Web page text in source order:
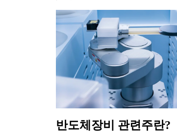
반도체장비 관련주란?